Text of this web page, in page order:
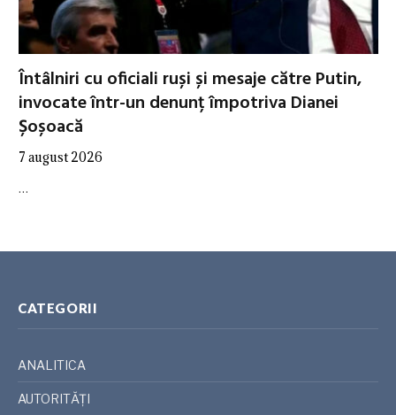
Întâlniri cu oficiali ruși și mesaje către Putin,
invocate într-un denunț împotriva Dianei
Șoșoacă
7 august 2026
…
CATEGORII
ANALITICA
AUTORITĂȚI